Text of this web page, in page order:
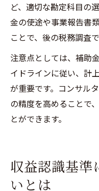
ど、適切な勘定科目の
金の使途や事業報告書
ことで、後の税務調査
注意点としては、補助
イドラインに従い、計
が重要です。コンサル
の精度を高めることで
とができます。
収益認識基準
いとは